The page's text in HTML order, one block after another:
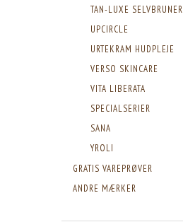
TAN-LUXE SELVBRUNER
UPCIRCLE
URTEKRAM HUDPLEJE
VERSO SKINCARE
VITA LIBERATA
SPECIALSERIER
SANA
YROLI
GRATIS VAREPRØVER
ANDRE MÆRKER